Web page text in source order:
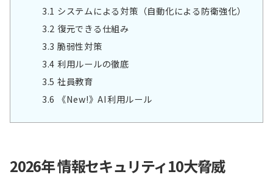
3.1 システムによる対策（自動化による防衛強化）
3.2 復元できる仕組み
3.3 脆弱性対策
3.4 利用ルールの徹底
3.5 社員教育
3.6 《New!》AI利用ルール
2026年 情報セキュリティ10大脅威